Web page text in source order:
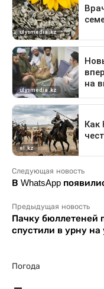
Следующая новость
В WhatsApp
Предыдущая новость
Пачку бюллетеней
спустили в урну на
Погода